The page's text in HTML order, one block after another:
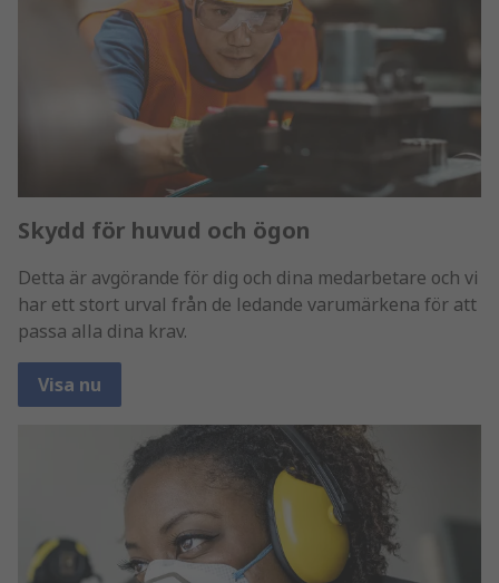
Skydd för huvud och ögon
Detta är avgörande för dig och dina medarbetare och vi
har ett stort urval från de ledande varumärkena för att
passa alla dina krav.
Visa nu